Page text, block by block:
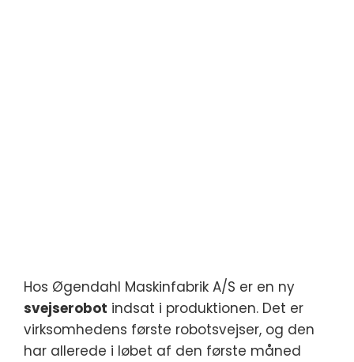
Hos Øgendahl Maskinfabrik A/S er en ny
svejserobot indsat i produktionen. Det er
virksomhedens første robotsvejser, og den
har allerede i løbet af den første måned